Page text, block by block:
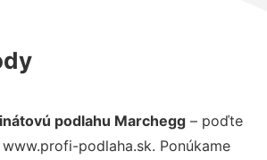
podlahu Marchegg – poďte
podlaha.sk. Ponúkame